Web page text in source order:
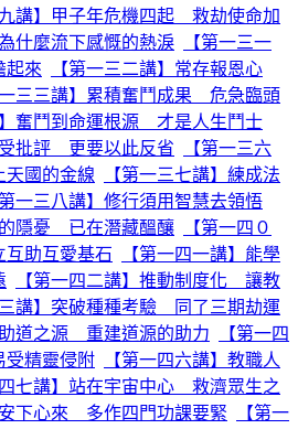
九講】甲子年危機四起 救劫使命加
什麼流下感慨的熱淚
【第一三一
起來
【第一三二講】常存報恩心
一三三講】累積奮鬥成果 危急臨頭
】奮鬥到命運根源 才是人生鬥士
受批評 更要以此反省
【第一三六
國的金線
【第一三七講】練成法
第一三八講】修行須用智慧去領悟
的隱憂 已在潛藏醞釀
【第一四０
助互愛基石
【第一四一講】能學
【第一四二講】推動制度化 讓教
三講】突破種種考驗 同了三期劫運
助道之源 重建道源的助力
【第一四
精靈侵附
【第一四六講】教職人
四七講】站在宇宙中心 救濟眾生之
安下心來 多作四門功課要緊
【第一